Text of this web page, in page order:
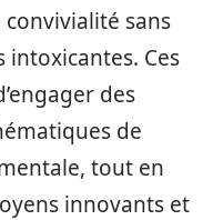
sans
intoxicantes. Ces
des
de
tout en
innovants et